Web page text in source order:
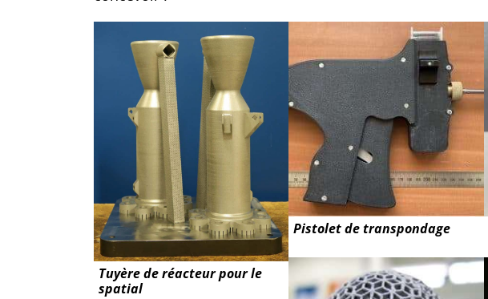
Tuyère de réacteur pour le
spatial
Pistolet de transpondage